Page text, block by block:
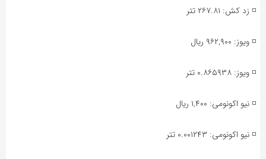
◽️ زد کش: ۲۶۷.۸۱ تتر
◽️ ویوز: ۹۶۲,۹۰۰ ریال
◽️ ویوز: ۰.۸۶۵۹۳۸ تتر
◽️ نیو اکونومی: ۱,۴۰۰ ریال
◽️ نیو اکونومی: ۰.۰۰۱۲۴۳ تتر